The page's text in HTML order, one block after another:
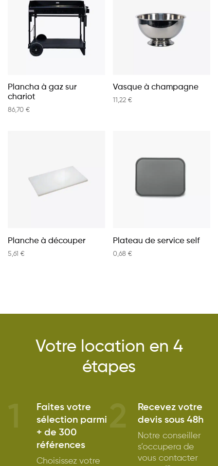
Plancha à gaz sur
chariot
86,70 €
Vasque à champagne
11,22 €
Planche à découper
5,61 €
Plateau de service self
0,68 €
Votre location en 4
étapes
Faites votre
sélection parmi
+ de 300
références
Choisissez votre
Recevez votre
devis sous 48h
Notre conseiller
s’occupera de
vous contacter